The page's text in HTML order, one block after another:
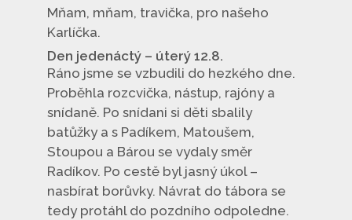
Mňam, mňam, travička, pro našeho
Karlíčka.
Den jedenáctý – úterý 12.8.
Ráno jsme se vzbudili do hezkého dne.
Proběhla rozcvička, nástup, rajóny a
snídaně. Po snídani si děti sbalily
batůžky a s Padíkem, Matoušem,
Stoupou a Bárou se vydaly směr
Radíkov. Po cestě byl jasný úkol –
nasbírat borůvky. Návrat do tábora se
tedy protáhl do pozdního odpoledne.